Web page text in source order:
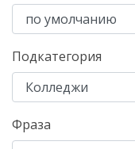
Подкатегория
Фраза